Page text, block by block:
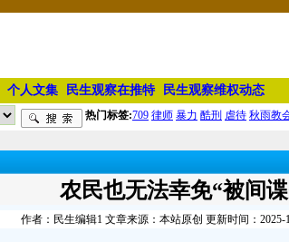
个人文集 民生观察在推特 民生观察维权动态
热门标签:709 律师 暴力 酷刑 虐待 秋雨教
农民也无法幸免“被间
作者：民生编辑1 文章来源：本站原创 更新时间：2025-